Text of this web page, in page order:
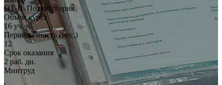
ОТ-В. Подкатегория
Объём курса
16 уч. ч.
Периодичность (мес.)
12
Срок оказания
2 раб. дн.
Минтруд